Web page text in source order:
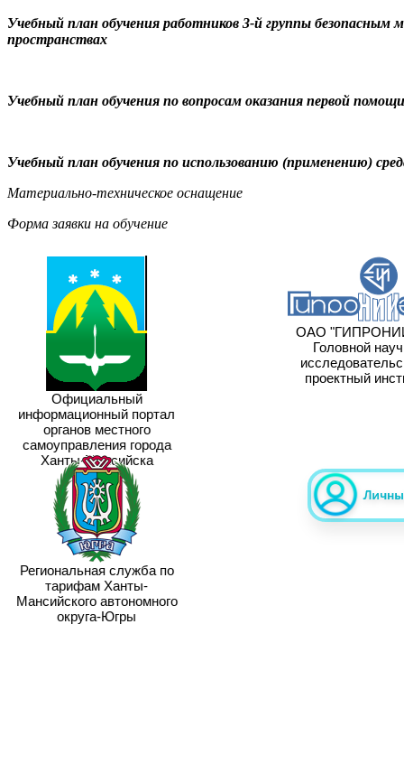
Учебный план обучения работников 3-й группы
пространствах
Учебный план обучения по вопросам оказания первой
Учебный план обучения по использованию (применению)
Материально-техническое оснащение
Форма заявки на обучение
Официальный
информационный портал
органов местного
самоуправления города
Ханты-Мансийска
ОАО
Головной
проектный
Региональная служба по
тарифам Ханты-
Мансийского автономного
округа-Югры